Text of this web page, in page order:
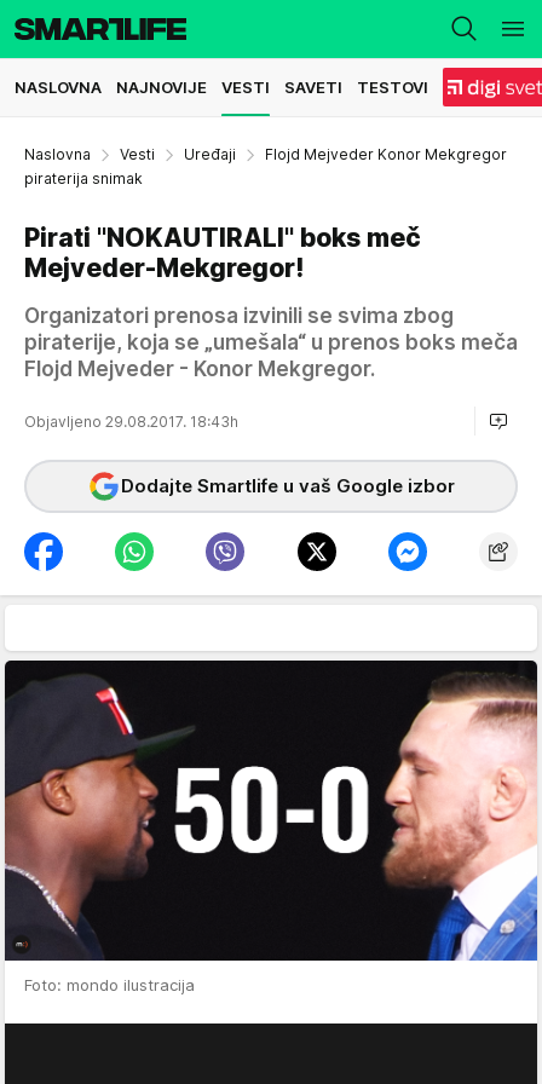
NASLOVNA NAJNOVIJE VESTI SAVETI TESTOVI
Naslovna Vesti Uređaji
Flojd Mejveder Konor Mekgregor
piraterija snimak
Pirati "NOKAUTIRALI" boks meč
Mejveder-Mekgregor!
Organizatori prenosa izvinili se svima zbog
piraterije, koja se „umešala“ u prenos boks meča
Flojd Mejveder - Konor Mekgregor.
Objavljeno 29.08.2017. 18:43h
Dodajte Smartlife u vaš Google izbor
Foto: mondo ilustracija